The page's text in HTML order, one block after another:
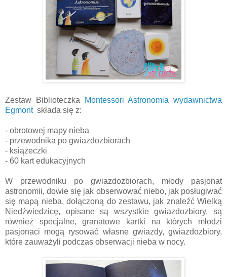
Zestaw Biblioteczka
Montessori Astronomia wydawnictwa
Egmont składa się z:
- obrotowej mapy nieba
- przewodnika po gwiazdozbiorach
- książeczki
- 60 kart edukacyjnych
W przewodniku po gwiazdozbiorach, młody pasjonat
astronomii, dowie się jak obserwować niebo, jak posługiwać
się mapą nieba, dołączoną do zestawu, jak znaleźć Wielką
Niedźwiedzicę, opisane są wszystkie gwiazdozbiory, są
również specjalne, granatowe kartki na których młodzi
pasjonaci mogą rysować własne gwiazdy, gwiazdozbiory,
które zauważyli podczas obserwacji nieba w nocy.